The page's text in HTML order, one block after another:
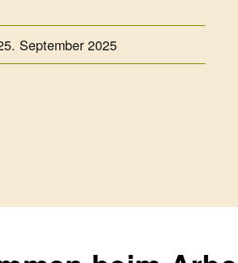
September 2025